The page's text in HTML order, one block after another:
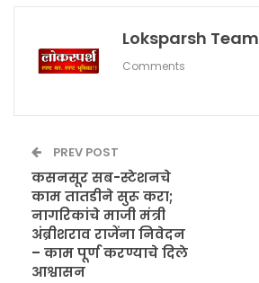
Loksparsh Team
Comments
PREV POST
कसनसूर सब-स्टेशनचे
काम तातडीने सुरू करा;
नागरिकांचे माजी मंत्री
अंब्रीशराव राजेंना निवेदन
– काम पूर्ण करण्याचे दिले
आश्वासन